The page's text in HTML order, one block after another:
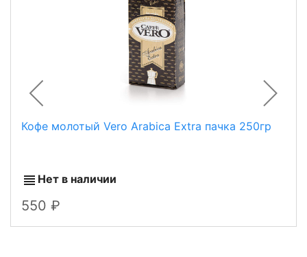
Кофе молотый Vero Arabica Extra пачка 250гр
Нет в наличии
550